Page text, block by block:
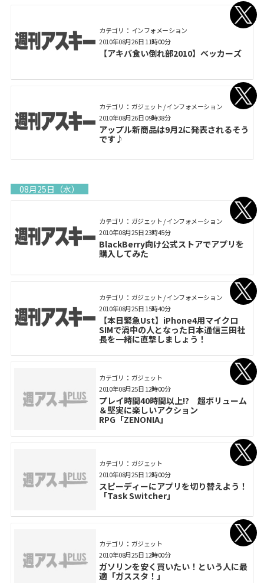
カテゴリ： インフォメーション
【アキバ食い倒れ部2010】ベッカーズ
2010年08月26日 11時00分
カテゴリ： ガジェット / インフォメーション
アップル新商品は9月2に発表されるそう
です♪
2010年08月26日 09時38分
08月25日（水）
カテゴリ： ガジェット / インフォメーション
BlackBerry向け公式ストアでアプリを
購入してみた
2010年08月25日 23時45分
カテゴリ： ガジェット / インフォメーション
【本日緊急Ust】iPhone4用マイクロ
SIMで渦中の人となった日本通信三田社
長を一緒に直撃しましょう！
2010年08月25日 15時40分
カテゴリ： ガジェット
プレイ時間40時間以上!? 超ボリューム
＆堅実に楽しいアクション
RPG「ZENONIA」
2010年08月25日 12時00分
カテゴリ： ガジェット
スピーディーにアプリを切り替えよう！
「Task Switcher」
2010年08月25日 12時00分
カテゴリ： ガジェット
ガソリンを安く買いたい！という人に最
適「ガススタ！」
2010年08月25日 12時00分